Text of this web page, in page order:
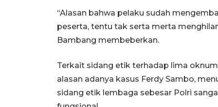
“Alasan bahwa pelaku sudah
peserta, tentu tak serta merta
Bambang membeberkan.
Terkait sidang etik terhadap lima
alasan adanya kasus Ferdy Sambo,
sidang etik lembaga sebesar Polri